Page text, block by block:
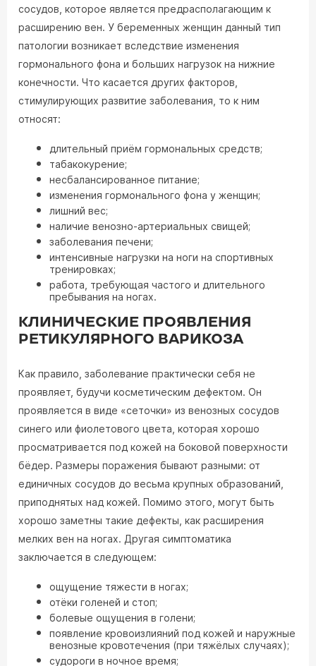
сосудов, которое является предрасполагающим к
расширению вен. У беременных женщин данный тип
патологии возникает вследствие изменения
гормонального фона и больших нагрузок на нижние
конечности. Что касается других факторов,
стимулирующих развитие заболевания, то к ним
относят:
длительный приём гормональных средств;
табакокурение;
несбалансированное питание;
изменения гормонального фона у женщин;
лишний вес;
наличие венозно-артериальных свищей;
заболевания печени;
интенсивные нагрузки на ноги на спортивных
тренировках;
работа, требующая частого и длительного
пребывания на ногах.
КЛИНИЧЕСКИЕ ПРОЯВЛЕНИЯ
РЕТИКУЛЯРНОГО ВАРИКОЗА
Как правило, заболевание практически себя не
проявляет, будучи косметическим дефектом. Он
проявляется в виде «сеточки» из венозных сосудов
синего или фиолетового цвета, которая хорошо
просматривается под кожей на боковой поверхности
бёдер. Размеры поражения бывают разными: от
единичных сосудов до весьма крупных образований,
приподнятых над кожей. Помимо этого, могут быть
хорошо заметны такие дефекты, как расширения
мелких вен на ногах. Другая симптоматика
заключается в следующем:
ощущение тяжести в ногах;
отёки голеней и стоп;
болевые ощущения в голени;
появление кровоизлияний под кожей и наружные
венозные кровотечения (при тяжёлых случаях);
судороги в ночное время;